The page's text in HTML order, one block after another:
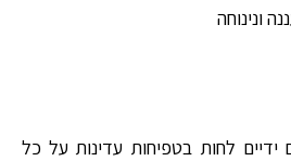
ונינוחה
לחות בטפיחות עדינות על כל